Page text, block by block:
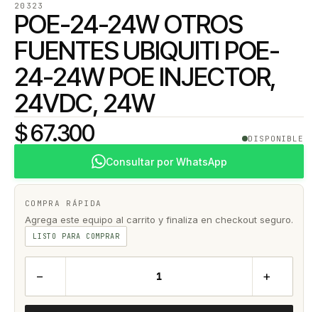
20323
POE-24-24W OTROS
FUENTES UBIQUITI POE-
24-24W POE INJECTOR,
24VDC, 24W
$ 67.300 DISPONIBLE
Consultar por WhatsApp
COMPRA RÁPIDA
Agrega este equipo al carrito y finaliza en checkout seguro.
LISTO PARA COMPRAR
− +